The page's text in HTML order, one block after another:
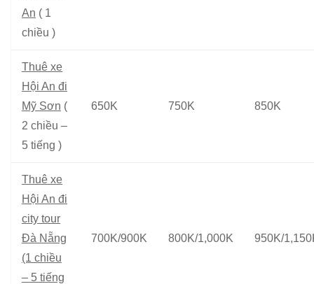
An ( 1
chiều )
Thuê xe
Hội An đi
Mỹ Sơn (
2 chiều –
5 tiếng )
650K 750K 850K
Thuê xe
Hội An đi
city tour
Đà Nẵng
(1 chiều
– 5 tiếng
700K/900K 800K/1,000K 950K/